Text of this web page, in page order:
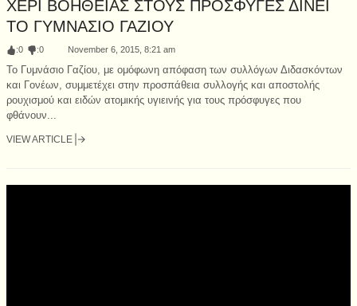
ΧΕΡΙ ΒΟΗΘΕΙΑΣ ΣΤΟΥΣ ΠΡΟΣΦΥΓΕΣ ΔΙΝΕΙ
ΤΟ ΓΥΜΝΑΣΙΟ ΓΑΖΙΟΥ
:0 :0 November 6, 2015, 8:21 am
Το Γυμνάσιο Γαζίου, με ομόφωνη απόφαση των συλλόγων Διδασκόντων
και Γονέων, συμμετέχει στην προσπάθεια συλλογής και αποστολής
ρουχισμού και ειδών ατομικής υγιεινής για τους πρόσφυγες που
φθάνουν...
VIEW ARTICLE